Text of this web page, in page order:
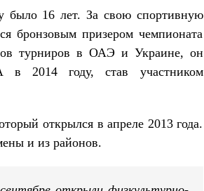
было 16 лет. За свою спортивную
бронзовым призером чемпионата
турниров в ОАЭ и Украине, он
в 2014 году, став участником
открылся в апреле 2013 года.
и из районов.